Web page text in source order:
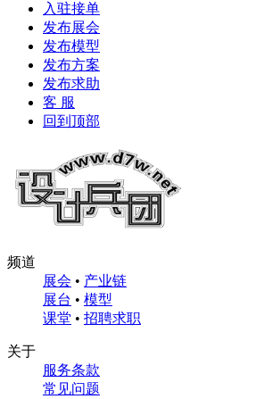
入驻接单
发布展会
发布模型
发布方案
发布求助
客 服
回到顶部
频道
展会 • 产业链
展台 • 模型
课堂 • 招聘求职
关于
服务条款
常见问题